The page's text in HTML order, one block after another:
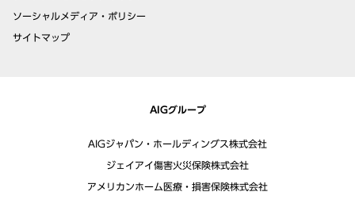
ソーシャルメディア・ポリシー
サイトマップ
AIGグループ
AIGジャパン・ホールディングス株式会社
ジェイアイ傷害火災保険株式会社
アメリカンホーム医療・損害保険株式会社